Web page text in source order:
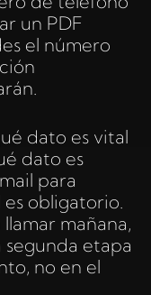
un PDF
el número
dato es vital
dato es
para
obligatorio.
mañana,
etapa
no en el